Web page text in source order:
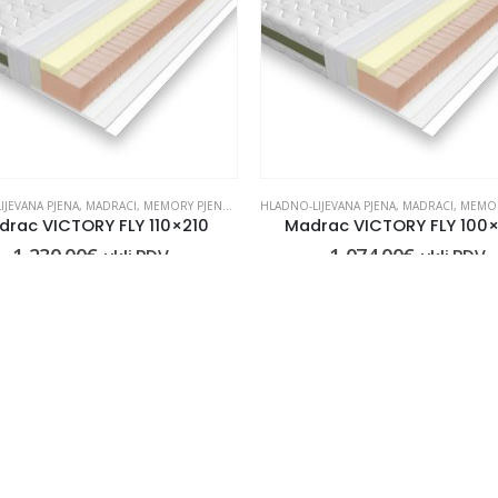
PJENA, MADRACI, MEMORY PJENA , OD PJENE
VICTORY FLY 110×210
1,230.00€ uklj.PDV
HLADNO-LIJEVANA PJENA, MADRACI,
Madrac VICTORY FLY
1,074.00€ uklj.PDV